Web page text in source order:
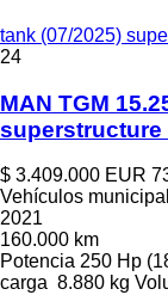
tank (07/2025)
24
MAN TGM
superstructure
$ 3.409.000 EUR
Vehículos
2021
160.000 km
Potencia 250 Hp
carga 8.880 kg